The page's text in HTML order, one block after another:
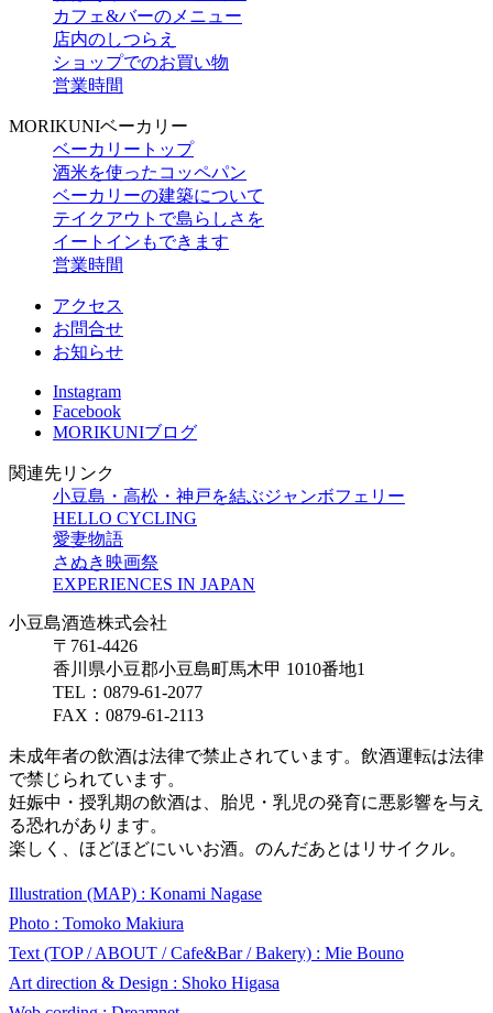
カフェ&バーのメニュー
店内のしつらえ
ショップでのお買い物
営業時間
MORIKUNIベーカリー
ベーカリートップ
酒米を使ったコッペパン
ベーカリーの建築について
テイクアウトで島らしさを
イートインもできます
営業時間
アクセス
お問合せ
お知らせ
Instagram
Facebook
MORIKUNIブログ
関連先リンク
小豆島・高松・神戸を結ぶジャンボフェリー
HELLO CYCLING
愛妻物語
さぬき映画祭
EXPERIENCES IN JAPAN
小豆島酒造株式会社
〒761-4426
香川県小豆郡小豆島町馬木甲 1010番地1
TEL：0879-61-2077
FAX：0879-61-2113
未成年者の飲酒は法律で禁止されています。飲酒運転は法律
で禁じられています。
妊娠中・授乳期の飲酒は、胎児・乳児の発育に悪影響を与え
る恐れがあります。
楽しく、ほどほどにいいお酒。のんだあとはリサイクル。
Illustration (MAP) : Konami Nagase
Photo : Tomoko Makiura
Text (TOP / ABOUT / Cafe&Bar / Bakery) : Mie Bouno
Art direction & Design : Shoko Higasa